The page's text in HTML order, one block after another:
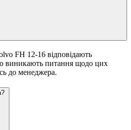
FH 12-16 відповідають
виникають питання щодо цих
до менеджера.